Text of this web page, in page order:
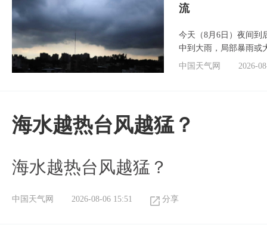
流
今天（8月6日）夜间到
中到大雨，局部暴雨或
中国天气网
2026-
海水越热台风越猛？
海水越热台风越猛？
中国天气网 2026-08-06 15:51 分享